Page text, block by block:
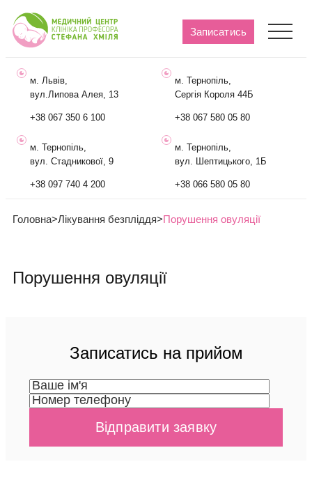
м. Львів,
вул.Липова Алея, 13
+38 067 350 6 100
м. Тернопіль,
Сергія Короля 44Б
+38 067 580 05 80
м. Тернопіль,
вул. Стадникової, 9
+38 097 740 4 200
м. Тернопіль,
вул. Шептицького, 1Б
+38 066 580 05 80
Записатись
Головна>Лікування безпліддя>Порушення овуляції
Порушення овуляції
Записатись на прийом